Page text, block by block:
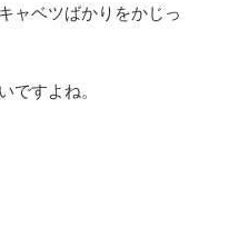
ャベツばかりをかじっ
ですよね。